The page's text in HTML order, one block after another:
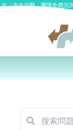
向「老友宅醫」團隊免費諮